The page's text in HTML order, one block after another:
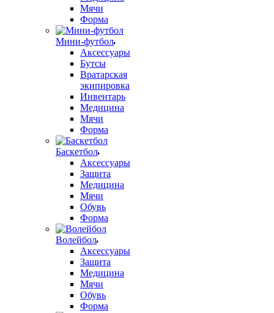
Мячи
Форма
Мини-футбол
Аксессуары
Бутсы
Вратарская
экипировка
Инвентарь
Медицина
Мячи
Форма
Баскетбол
Аксессуары
Защита
Медицина
Мячи
Обувь
Форма
Волейбол
Аксессуары
Защита
Медицина
Мячи
Обувь
Форма